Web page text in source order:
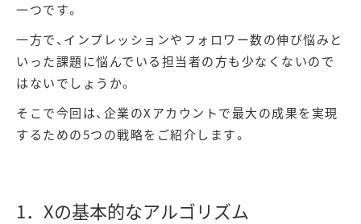
一つです。
一方で、インプレッションやフォロワー数の伸び悩みと
いった課題に悩んでいる担当者の方も少なくないので
はないでしょうか。
そこで今回は、企業のXアカウントで最大の成果を実現
するための5つの戦略をご紹介します。
1．Xの基本的なアルゴリズム